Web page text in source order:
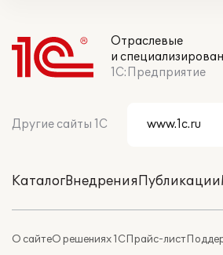
Отраслевые
и
1С:Предприятие
Другие сайты 1С
КаталогВнедренияПубликации
О сайтеО решениях 1СПрайс-лист